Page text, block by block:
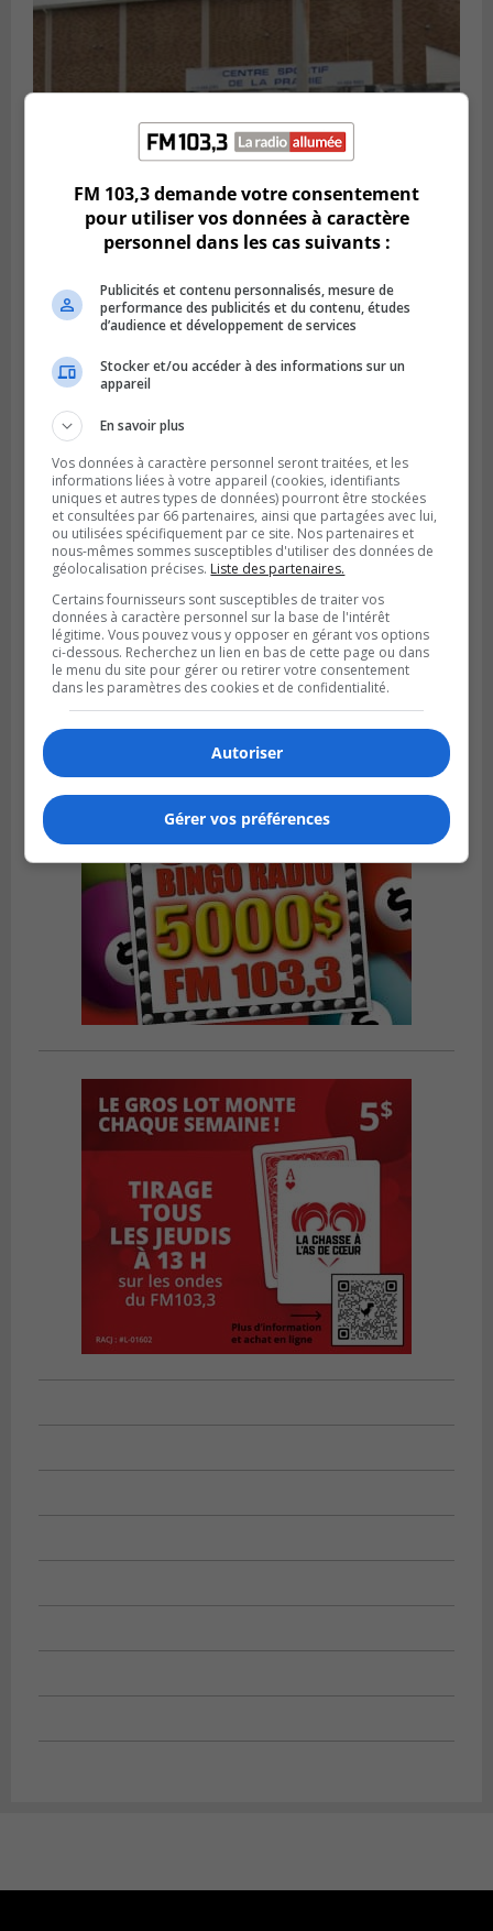
Publié le 5 août 2026 à 11h59
La Prairie loue des espaces de glace
jusqu’en avril 2027
LA PRAIRIE
Publié le 4 août 2026 à 15h50
Le mur du rempart de La Prairie retrouve
sa jeunesse
FM 103,3 demande votre consentement
pour utiliser vos données à caractère
personnel dans les cas suivants :
Publicités et contenu personnalisés, mesure de
performance des publicités et du contenu, études
d’audience et développement de services
Stocker et/ou accéder à des informations sur un
appareil
En savoir plus
Vos données à caractère personnel seront traitées, et les
informations liées à votre appareil (cookies, identifiants
uniques et autres types de données) pourront être stockées
et consultées par 66 partenaires, ainsi que partagées avec lui,
ou utilisées spécifiquement par ce site. Nos partenaires et
nous-mêmes sommes susceptibles d'utiliser des données de
géolocalisation précises. Liste des partenaires.
Certains fournisseurs sont susceptibles de traiter vos
données à caractère personnel sur la base de l'intérêt
légitime. Vous pouvez vous y opposer en gérant vos options
ci-dessous. Recherchez un lien en bas de cette page ou dans
le menu du site pour gérer ou retirer votre consentement
dans les paramètres des cookies et de confidentialité.
Autoriser
Gérer vos préférences